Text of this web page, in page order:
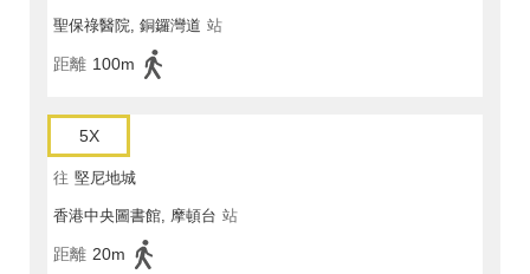
聖保祿醫院, 銅鑼灣道 站
距離 100m
5X
往 堅尼地城
香港中央圖書館, 摩頓台 站
距離 20m